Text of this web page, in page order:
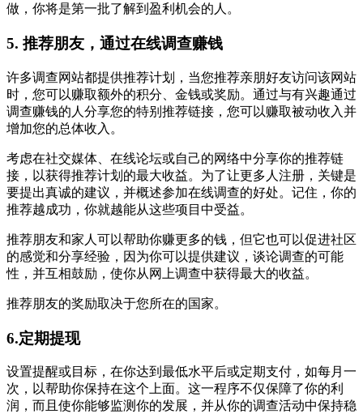
做，你将是第一批了解到盈利机会的人。
5. 推荐朋友，通过在线调查赚钱
许多调查网站都提供推荐计划，当您推荐亲朋好友访问该网站
时，您可以赚取额外的积分、金钱或奖励。通过与有兴趣通过
调查赚钱的人分享您的特别推荐链接，您可以赚取被动收入并
增加您的总体收入。
考虑在社交媒体、在线论坛或自己的网络中分享你的推荐链
接，以获得推荐计划的最大收益。为了让更多人注册，关键是
要提出真诚的建议，并概述参加在线调查的好处。记住，你的
推荐越成功，你就越能从这些项目中受益。
推荐朋友和家人可以帮助你赚更多的钱，但它也可以促进社区
的感觉和分享经验，因为你可以提供建议，谈论调查的可能
性，并互相鼓励，使你从网上调查中获得最大的收益。
推荐朋友的奖励取决于您所在的国家。
6.定期提现
设置提醒或目标，在你达到最低水平后或定期支付，如每月一
次，以帮助你保持在这个上面。这一程序不仅保障了你的利
润，而且使你能够监测你的发展，并从你的调查活动中保持稳